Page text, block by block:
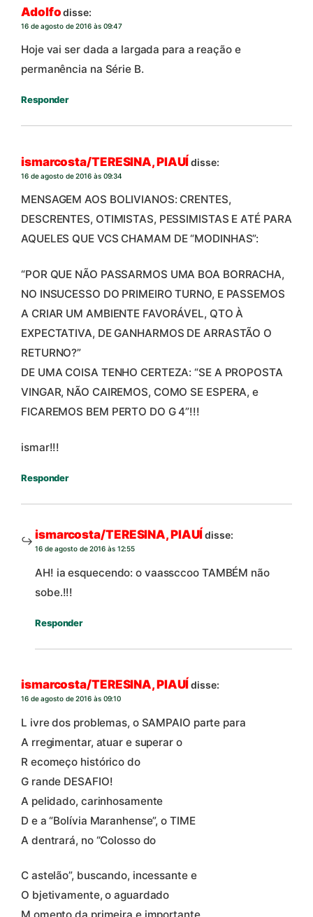
Adolfodisse:
16 de agosto de 2016 às 09:47
Hoje vai ser dada a largada para a reação e
permanência na Série B.
Responder
ismarcosta/TERESINA, PIAUÍdisse:
16 de agosto de 2016 às 09:34
MENSAGEM AOS BOLIVIANOS: CRENTES,
DESCRENTES, OTIMISTAS, PESSIMISTAS E ATÉ PARA
AQUELES QUE VCS CHAMAM DE “MODINHAS”:
“POR QUE NÃO PASSARMOS UMA BOA BORRACHA,
NO INSUCESSO DO PRIMEIRO TURNO, E PASSEMOS
A CRIAR UM AMBIENTE FAVORÁVEL, QTO À
EXPECTATIVA, DE GANHARMOS DE ARRASTÃO O
RETURNO?”
DE UMA COISA TENHO CERTEZA: “SE A PROPOSTA
VINGAR, NÃO CAIREMOS, COMO SE ESPERA, e
FICAREMOS BEM PERTO DO G 4”!!!
ismar!!!
Responder
ismarcosta/TERESINA, PIAUÍdisse:
16 de agosto de 2016 às 12:55
AH! ia esquecendo: o vaassccoo TAMBÉM não
sobe.!!!
Responder
ismarcosta/TERESINA, PIAUÍdisse:
16 de agosto de 2016 às 09:10
L ivre dos problemas, o SAMPAIO parte para
A rregimentar, atuar e superar o
R ecomeço histórico do
G rande DESAFIO!
A pelidado, carinhosamente
D e a “Bolívia Maranhense”, o TIME
A dentrará, no “Colosso do
C astelão”, buscando, incessante e
O bjetivamente, o aguardado